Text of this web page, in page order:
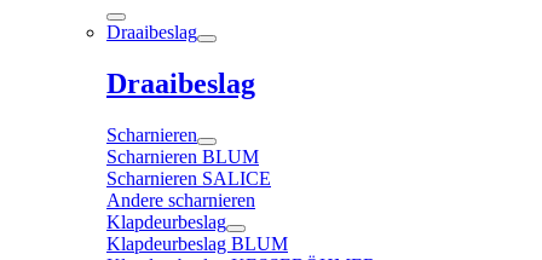
Draaibeslag
Draaibeslag
Scharnieren
Scharnieren BLUM
Scharnieren SALICE
Andere scharnieren
Klapdeurbeslag
Klapdeurbeslag BLUM